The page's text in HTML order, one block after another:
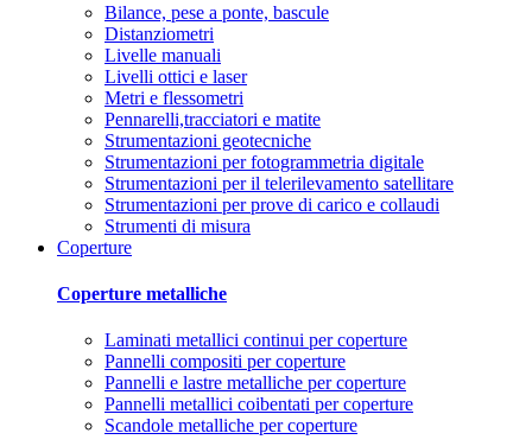
Bilance, pese a ponte, bascule
Distanziometri
Livelle manuali
Livelli ottici e laser
Metri e flessometri
Pennarelli,tracciatori e matite
Strumentazioni geotecniche
Strumentazioni per fotogrammetria digitale
Strumentazioni per il telerilevamento satellitare
Strumentazioni per prove di carico e collaudi
Strumenti di misura
Coperture
Coperture metalliche
Laminati metallici continui per coperture
Pannelli compositi per coperture
Pannelli e lastre metalliche per coperture
Pannelli metallici coibentati per coperture
Scandole metalliche per coperture